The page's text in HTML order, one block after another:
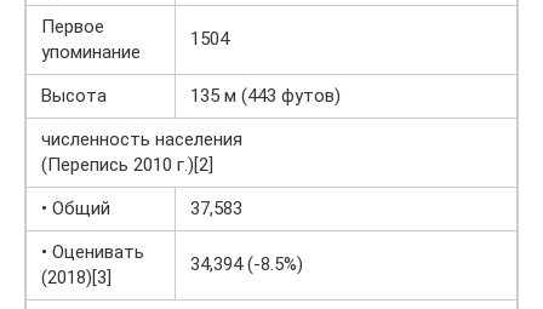
Первое
упоминание
1504
Высота
135 м (443 футов)
численность населения
(Перепись 2010 г.)[2]
• Общий
37,583
• Оценивать
(2018)[3]
34,394 (-8.5%)